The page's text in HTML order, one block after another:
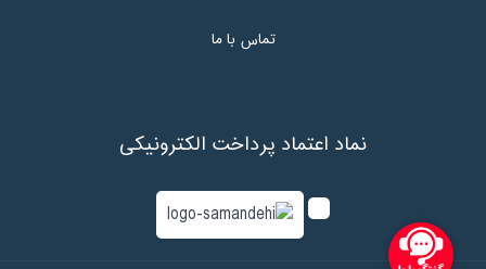
تماس با ما
نماد اعتماد پرداخت الکترونیکی